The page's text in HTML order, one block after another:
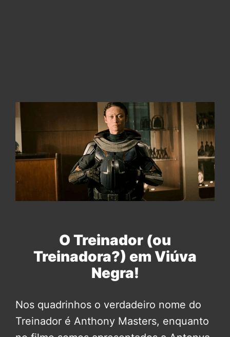
O Treinador (ou
Treinadora?) em Viúva
Negra!
Nos quadrinhos o verdadeiro nome do
Treinador é Anthony Masters, enquanto